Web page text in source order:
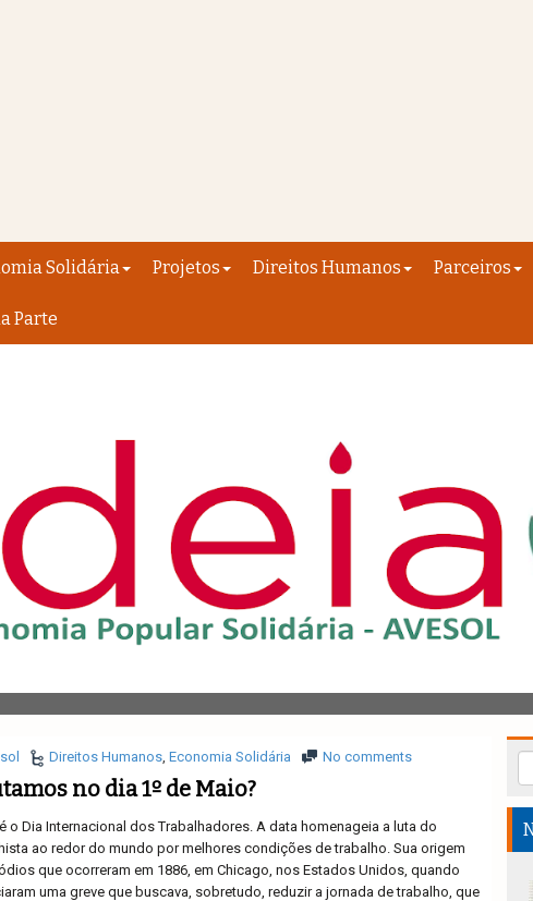
Solidária Projetos Direitos Humanos Parceiros
Parte
Direitos Humanos, Economia Solidária No comments
no dia 1º de Maio?
o Dia Internacional dos Trabalhadores. A data homenageia a luta do
ao redor do mundo por melhores condições de trabalho. Sua origem
que ocorreram em 1886, em Chicago, nos Estados Unidos, quando
uma greve que buscava, sobretudo, reduzir a jornada de trabalho, que